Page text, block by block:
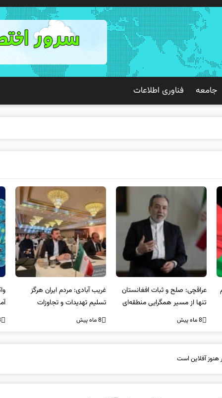
جامعه فناوری اطلاعات
عراقچی: صلح و ثبات افغانستان
تنها از مسیر همگرایی منطقه‌ای
محقق می‌شود
8 ماه پیش
غریب آبادی: مردم ایران هرگز
تسلیم تهدیدات و تجاوزات
نخواهند شد و متحد و منسجم
8 ماه پیش 8